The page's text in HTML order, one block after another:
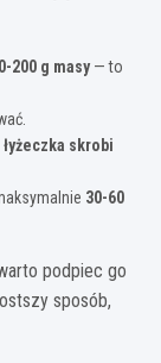
200 g masy— to
łyżeczka skrobi
30-60
podpiec go
sposób,